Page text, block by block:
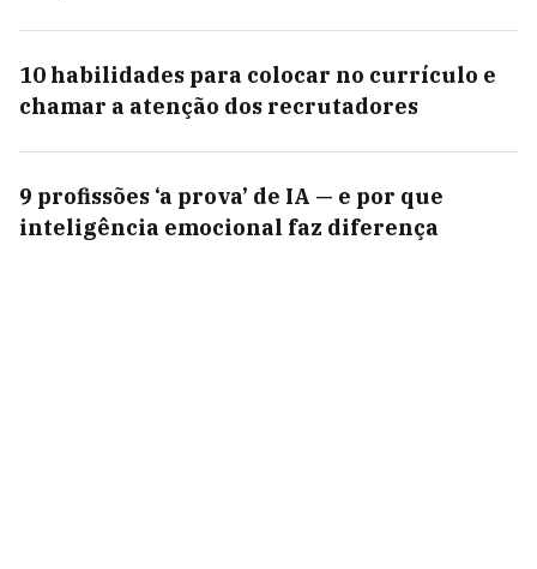
10 habilidades para colocar no currículo e
chamar a atenção dos recrutadores
9 profissões ‘a prova’ de IA — e por que
inteligência emocional faz diferença